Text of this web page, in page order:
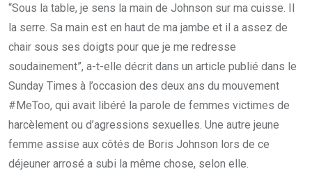
“Sous la table, je sens la main de Johnson sur ma cuisse. Il
la serre. Sa main est en haut de ma jambe et il a assez de
chair sous ses doigts pour que je me redresse
soudainement”, a-t-elle décrit dans un article publié dans le
Sunday Times à l’occasion des deux ans du mouvement
#MeToo, qui avait libéré la parole de femmes victimes de
harcèlement ou d’agressions sexuelles. Une autre jeune
femme assise aux côtés de Boris Johnson lors de ce
déjeuner arrosé a subi la même chose, selon elle.